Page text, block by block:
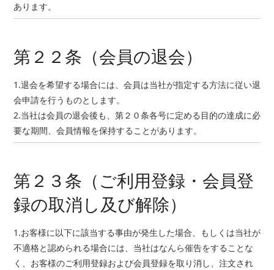
あります。
第２２条（会員の退会）
1.退会を希望する場合には、会員は当社が指定する方法に従い退
会申請を行うものとします。
2.当社は会員の退会後も、第２０条各号に定める目的の達成に必
要な期間、会員情報を保持することがあります。
第２３条（ご利用登録・会員登
録の取消し及び解除）
1.お客様に以下に該当する事由が発生した場合、もしくは当社が
不適格と認められる場合には、当社はなんら催告をすることな
く、お客様のご利用登録および会員登録を取り消し、注文され